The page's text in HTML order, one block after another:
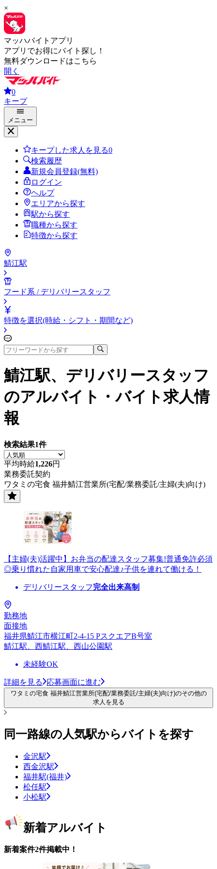
×
マッハバイトアプリ
アプリでお得にバイト探し！
無料ダウンロードはこちら
開く
0
キープ
メニュー
キープした求人を見る0
検索履歴
新規会員登録(無料)
ログイン
ヘルプ
エリアから探す
駅から探す
職種から探す
特徴から探す
鯖江駅
フード系 / デリバリースタッフ
特徴を選択(時給・シフト・期間など)
鯖江駅、デリバリースタッフ
のアルバイト・バイト求人情
報
検索結果1件
平均時給1,226円
業務委託契約
ワタミの宅食 福井鯖江営業所(宅配/業務委託/主婦(夫)向け)
【主婦(夫)活躍中】お弁当の配達スタッフ募集!普通免許必須
◎乗り慣れた自家用車で安心配達♪子供を連れて働ける！
デリバリースタッフ完全出来高制
勤務地
面接地
福井県鯖江市横江町2-4-15 PスクエアB号室
鯖江駅、西鯖江駅、西山公園駅
未経験OK
詳細を見る 応募画面に進む
ワタミの宅食 福井鯖江営業所(宅配/業務委託/主婦(夫)向け)のその他の
求人を見る
同一路線の人気駅からバイトを探す
金沢駅
西金沢駅
福井駅(福井)
松任駅
小松駅
新着アルバイト
新着案件2件掲載中！